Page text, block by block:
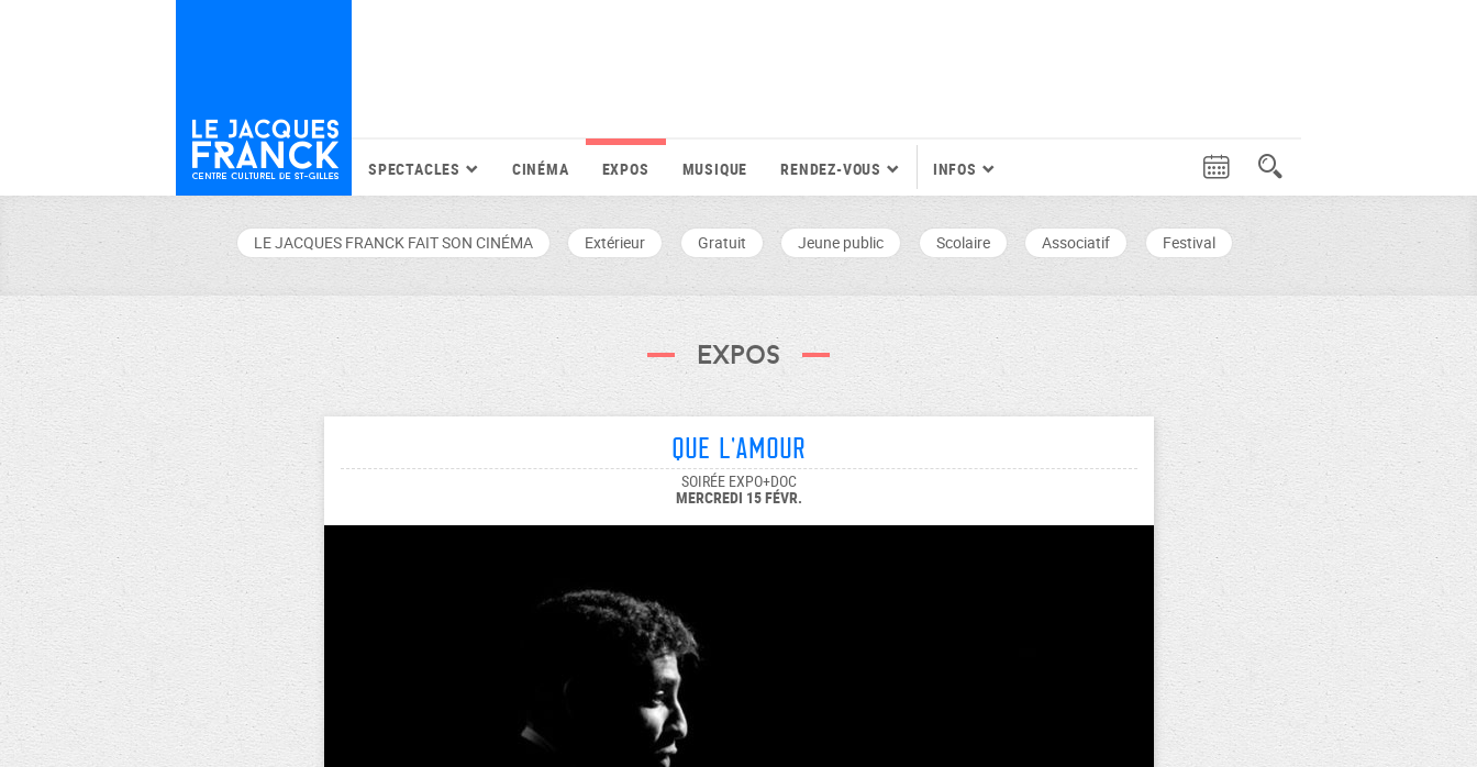
SPECTACLES CINÉMA EXPOS MUSIQUE RENDEZ-VOUS INFOS
LE JACQUES FRANCK FAIT SON CINÉMA Extérieur Gratuit Jeune public Scolaire Associatif Festival
Expos
Que l'amour
SOIRÉE EXPO+DOC
MERCREDI 15 FÉVR.